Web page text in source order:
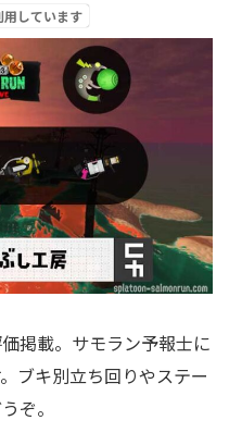
しています
掲載。サモラン予報士に
ブキ別立ち回りやステー
ぞ。